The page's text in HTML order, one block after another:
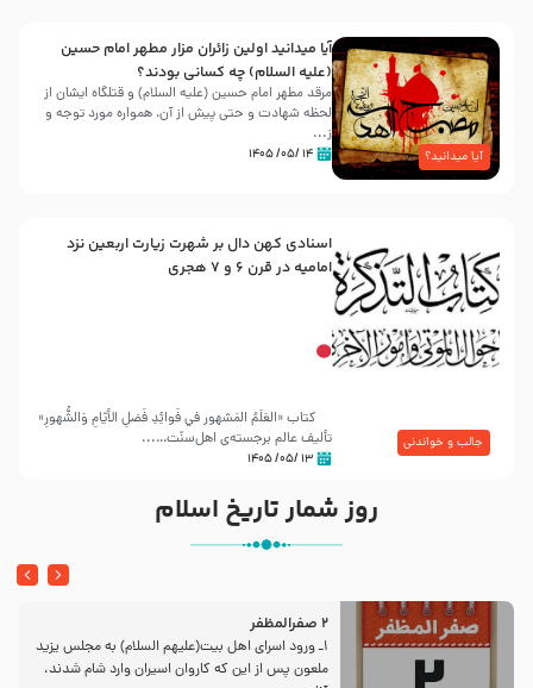
آیا میدانید؟
آیا میدانید اولین زائران مزار مطهر امام حسین
(علیه السلام) چه کسانی بودند؟
مرقد مطهر امام حسین (علیه السلام) و قتلگاه ایشان از
لحظه شهادت و حتی پیش از آن، همواره مورد توجه و
ز...
۱۴ /۰۵/ ۱۴۰۵
جالب و خواندنی
اسنادی کهن دال بر شهرت زیارت اربعین نزد
امامیه در قرن ۶ و ۷ هجری
کتاب «العَلَمُ المَشهور في فَوائِدِ فَضلِ الأيّامِ وَالشُّهورِ»
تألیف عالم برجسته‌ی اهل‌سنّت…...
۱۳ /۰۵/ ۱۴۰۵
روز شمار تاریخ اسلام
2 صفرالمظفر
1ـ ورود اسراى اهل بیت‌(علیهم السلام) به مجلس یزید
ملعون پس از این كه كاروان اسیران وارد شام شدند،